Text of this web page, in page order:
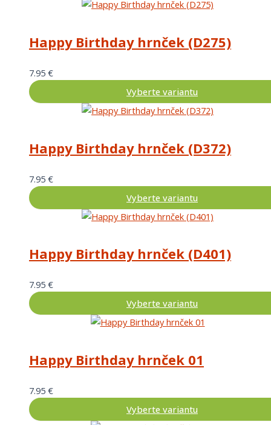
Happy Birthday hrnček (D275)
7.95 €
Vyberte variantu
Happy Birthday hrnček (D372)
7.95 €
Vyberte variantu
Happy Birthday hrnček (D401)
7.95 €
Vyberte variantu
Happy Birthday hrnček 01
7.95 €
Vyberte variantu